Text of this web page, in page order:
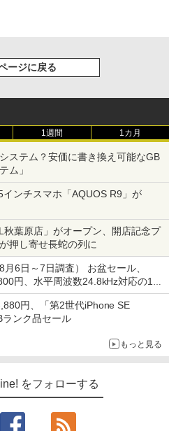
ージに戻る
1週間 1カ月
ステム？安価に書き換え可能なGB
ム」
ンチスマホ「AQUOS R9」が
葉原店」がオープン、開店記念プ
押し寄せ長蛇の列に
6日～7日調査） お盆セール、
円、水平周波数24.8kHz対応の17
指数連動セール ほか
円、「第2世代iPhone SE
ンク品セール
もっと見る
をフォローする